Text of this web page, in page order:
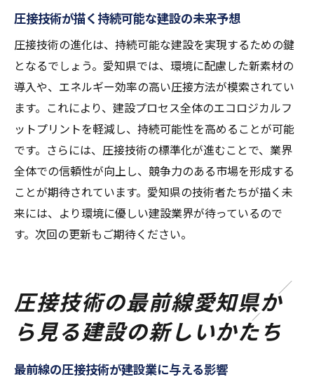
圧接技術が描く持続可能な建設の未来予想
圧接技術の進化は、持続可能な建設を実現するための鍵
となるでしょう。愛知県では、環境に配慮した新素材の
導入や、エネルギー効率の高い圧接方法が模索されてい
ます。これにより、建設プロセス全体のエコロジカルフ
ットプリントを軽減し、持続可能性を高めることが可能
です。さらには、圧接技術の標準化が進むことで、業界
全体での信頼性が向上し、競争力のある市場を形成する
ことが期待されています。愛知県の技術者たちが描く未
来には、より環境に優しい建設業界が待っているので
す。次回の更新もご期待ください。
圧接技術の最前線愛知県か
ら見る建設の新しいかたち
最前線の圧接技術が建設業に与える影響